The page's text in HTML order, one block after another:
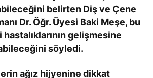
belirten Diş ve Çene
Dr. Öğr. Üyesi Baki Meşe, bu
gelişmesine
söyledi.
ağız hijyenine dikkat